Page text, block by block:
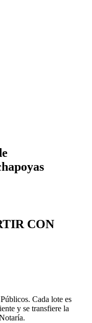
CON
Cada lote es
y se transfiere la